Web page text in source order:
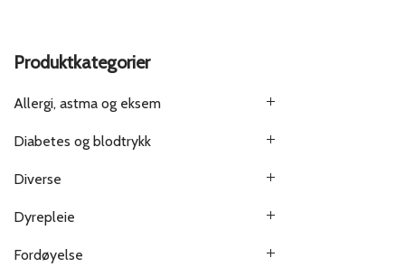
219.00 kr.
Produktkategorier
Allergi, astma og eksem
Diabetes og blodtrykk
Diverse
Dyrepleie
Fordøyelse